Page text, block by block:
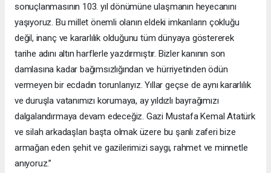
sonuçlanmasının 103. yıl dönümüne ulaşmanın heyecanını
yaşıyoruz. Bu millet önemli olanın eldeki imkanların çokluğu
değil, inanç ve kararlılık olduğunu tüm dünyaya göstererek
tarihe adını altın harflerle yazdırmıştır. Bizler kanının son
damlasına kadar bağımsızlığından ve hürriyetinden ödün
vermeyen bir ecdadın torunlarıyız. Yıllar geçse de aynı kararlılık
ve duruşla vatanımızı korumaya, ay yıldızlı bayrağımızı
dalgalandırmaya devam edeceğiz. Gazi Mustafa Kemal Atatürk
ve silah arkadaşları başta olmak üzere bu şanlı zaferi bize
armağan eden şehit ve gazilerimizi saygı, rahmet ve minnetle
anıyoruz.”